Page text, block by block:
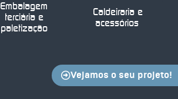
Vejamos o seu projeto!
Embalagem
terciária e
paletização
Caldeiraria e
acessórios